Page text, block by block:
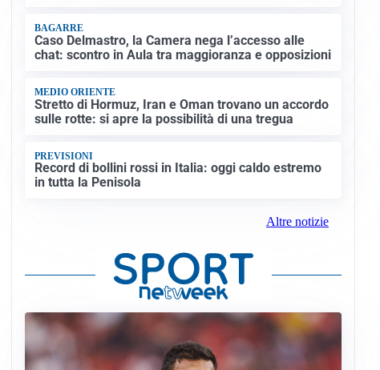
BAGARRE
Caso Delmastro, la Camera nega l’accesso alle
chat: scontro in Aula tra maggioranza e opposizioni
MEDIO ORIENTE
Stretto di Hormuz, Iran e Oman trovano un accordo
sulle rotte: si apre la possibilità di una tregua
PREVISIONI
Record di bollini rossi in Italia: oggi caldo estremo
in tutta la Penisola
Altre notizie